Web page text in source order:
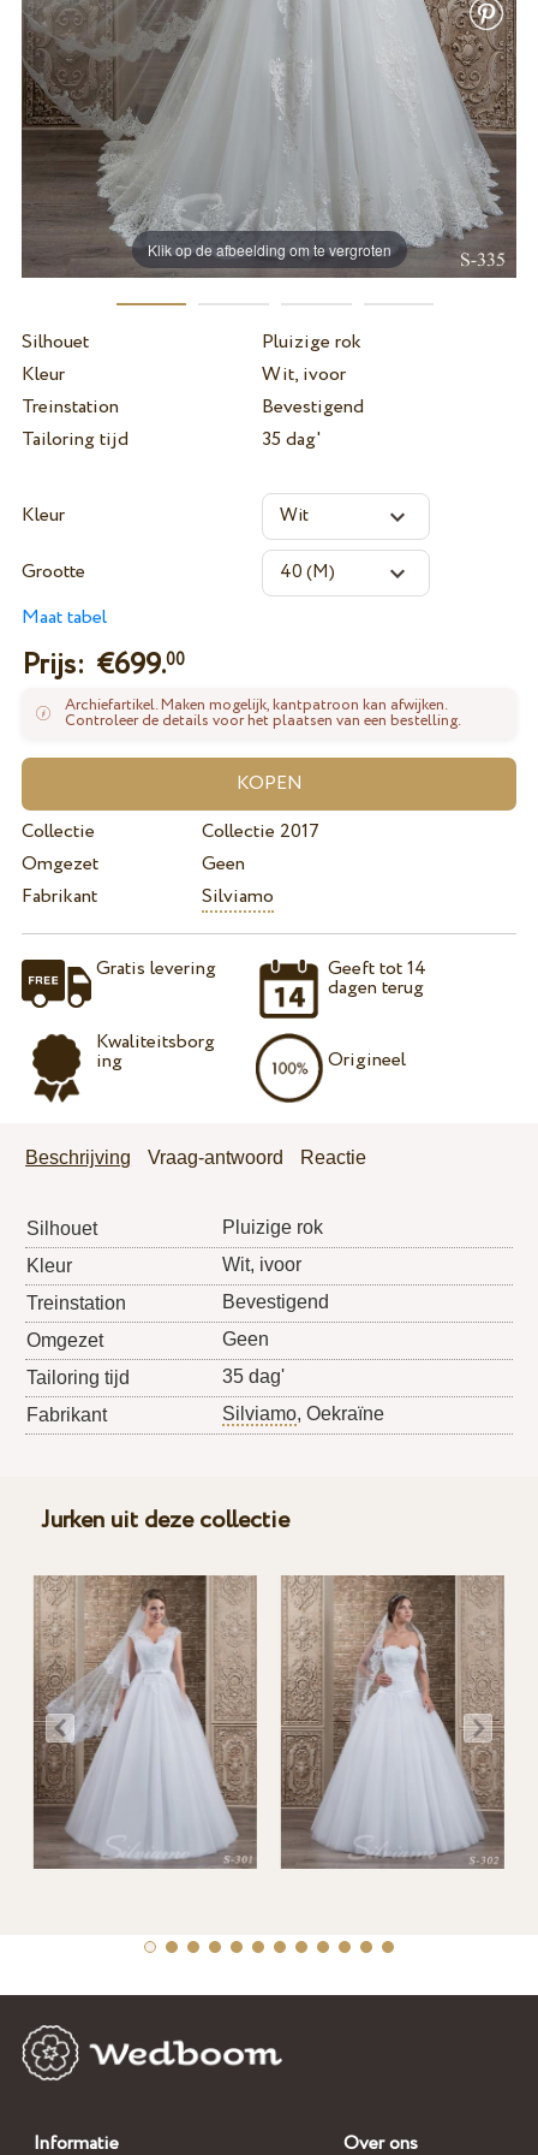
Klik op de afbeelding om te vergroten
Silhouet
Pluizige rok
Kleur
Wit, ivoor
Treinstation
Bevestigend
Tailoring tijd
35 dag'
Kleur
Grootte
Maat tabel
Prijs: €699.00
Archiefartikel. Maken mogelijk, kantpatroon kan afwijken.
Controleer de details voor het plaatsen van een bestelling.
Collectie
Collectie 2017
Omgezet
Geen
Fabrikant
Silviamo
Gratis levering
Kwaliteitsborg
ing
Geeft tot 14
dagen terug
Origineel
Beschrijving Vraag-antwoord Reactie
Silhouet
Pluizige rok
Kleur
Wit, ivoor
Treinstation
Bevestigend
Omgezet
Geen
Tailoring tijd
35 dag'
Fabrikant
Silviamo, Oekraïne
Jurken uit deze collectie
Informatie Over ons